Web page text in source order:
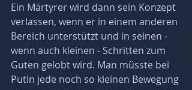
Ein Märtyrer wird dann sein Konzept
verlassen, wenn er in einem anderen
Bereich unterstützt und in seinen -
wenn auch kleinen - Schritten zum
Guten gelobt wird. Man müsste bei
Putin jede noch so kleinen Bewegung